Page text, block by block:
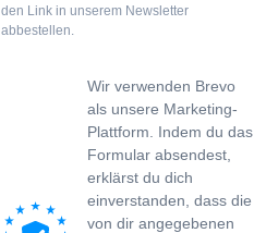
den Link in unserem Newsletter
abbestellen.
Wir verwenden Brevo
als unsere Marketing-
Plattform. Indem du das
Formular absendest,
erklärst du dich
einverstanden, dass die
von dir angegebenen